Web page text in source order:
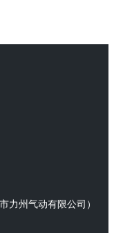
力州气动有限公司）